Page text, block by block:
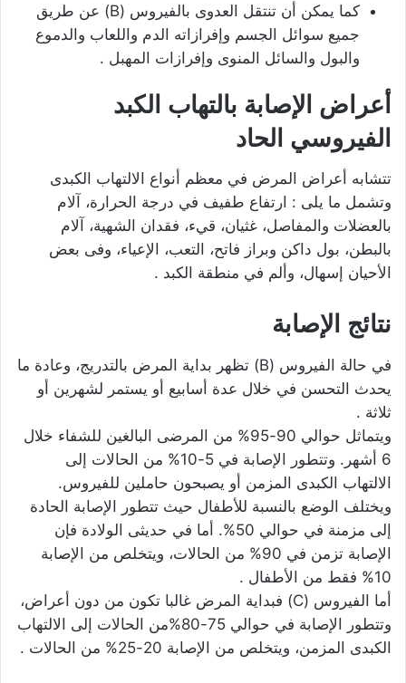
كما يمكن أن تنتقل العدوى بالفيروس (B) عن طريق
جميع سوائل الجسم وإفرازاته الدم واللعاب والدموع
والبول والسائل المنوى وإفرازات المهبل .
أعراض الإصابة بالتهاب الكبد
الفيروسي الحاد
تتشابه أعراض المرض في معظم أنواع الالتهاب الكبدى
وتشمل ما يلى : ارتفاع طفيف في درجة الحرارة، آلام
بالعضلات والمفاصل، غثيان، قيء، فقدان الشهية، آلام
بالبطن، بول داكن وبراز فاتح، التعب، الإعياء، وفى بعض
الأحيان إسهال، وألم في منطقة الكبد .
نتائج الإصابة
في حالة الفيروس (B) تظهر بداية المرض بالتدريج، وعادة ما
يحدث التحسن في خلال عدة أسابيع أو يستمر لشهرين أو
ثلاثة .
ويتماثل حوالي 90-95% من المرضى البالغين للشفاء خلال
6 أشهر. وتتطور الإصابة في 5-10% من الحالات إلى
الالتهاب الكبدى المزمن أو يصبحون حاملين للفيروس.
ويختلف الوضع بالنسبة للأطفال حيث تتطور الإصابة الحادة
إلى مزمنة في حوالي 50%. أما في حديثى الولادة فإن
الإصابة تزمن في 90% من الحالات، ويتخلص من الإصابة
10% فقط من الأطفال .
أما الفيروس (C) فبداية المرض غالبا تكون من دون أعراض،
وتتطور الإصابة في حوالي 75-80%من الحالات إلى الالتهاب
الكبدى المزمن، ويتخلص من الإصابة 20-25% من الحالات .